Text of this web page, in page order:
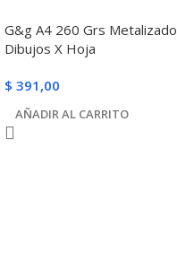
G&g A4 260 Grs Metalizado
Dibujos X Hoja
$ 391,00
AÑADIR AL CARRITO